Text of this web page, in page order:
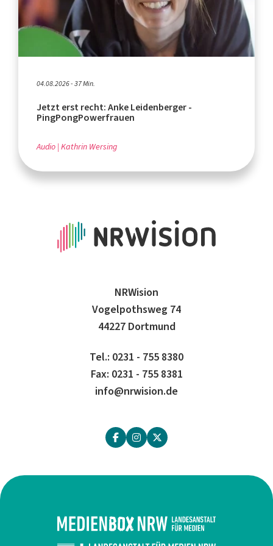
04.08.2026 - 37 Min.
Jetzt erst recht: Anke Leidenberger -
PingPongPowerfrauen
Audio Kathrin Wersing
NRWision
Vogelpothsweg 74
44227 Dortmund
Tel.: 0231 - 755 8380
Fax: 0231 - 755 8381
info@nrwision.de